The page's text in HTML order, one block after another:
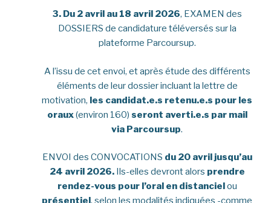
3. Du 2 avril au 18 avril 2026, EXAMEN des
DOSSIERS de candidature téléversés sur la
plateforme Parcoursup.
A l’issu de cet envoi, et après étude des différents
éléments de leur dossier incluant la lettre de
motivation, les candidat.e.s retenu.e.s pour les
oraux(environ 160) seront averti.e.s par mail
via Parcoursup.
ENVOI des CONVOCATIONS du 20 avril jusqu’au
24 avril 2026.Ils-elles devront alors prendre
rendez-vous pour l’oral en distancielou
présentiel, selon les modalités indiquées -comme